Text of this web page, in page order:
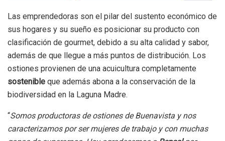
Las emprendedoras son el pilar del sustento económico de
sus hogares y su sueño es posicionar su producto con
clasificación de gourmet, debido a su alta calidad y sabor,
además de que llegue a más puntos de distribución. Los
ostiones provienen de una acuicultura completamente
sostenible que además abona a la conservación de la
biodiversidad en la Laguna Madre.
“Somos productoras de ostiones de Buenavista y nos
caracterizamos por ser mujeres de trabajo y con muchas